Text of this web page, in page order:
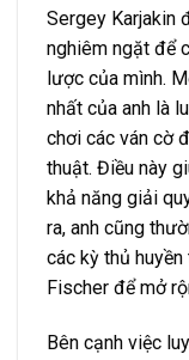
Sergey Karjakin
nghiêm ngặt để
lược của mình.
nhất của anh là
chơi các ván cờ
thuật. Điều này
khả năng giải
ra, anh cũng
các kỳ thủ
Fischer để mở
Bên cạnh việc